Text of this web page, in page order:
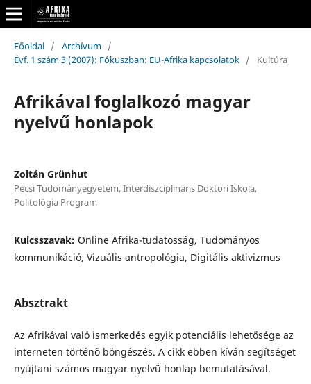
Főoldal / Archívum /
Évf. 1 szám 3 (2007): Fókuszban: EU-Afrika kapcsolatok / Kultúra
Afrikával foglalkozó magyar
nyelvű honlapok
Zoltán Grünhut
Pécsi Tudományegyetem, Interdiszciplináris Doktori Iskola,
Politológia Program
Kulcsszavak: Online Afrika-tudatosság, Tudományos
kommunikáció, Vizuális antropológia, Digitális aktivizmus
Absztrakt
Az Afrikával való ismerkedés egyik potenciális lehetősége az
interneten történő böngészés. A cikk ebben kíván segítséget
nyújtani számos magyar nyelvű honlap bemutatásával.